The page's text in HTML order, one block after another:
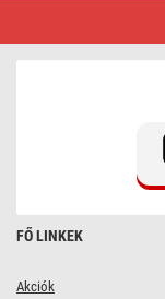
FŐ LINKEK
Akciók